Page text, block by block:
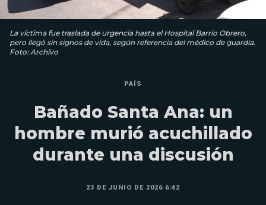
La víctima fue traslada de urgencia hasta el Hospital Barrio Obrero,
pero llegó sin signos de vida, según referencia del médico de guardia.
Foto: Archivo
PAÍS
Bañado Santa Ana: un
hombre murió acuchillado
durante una discusión
23 DE JUNIO DE 2026 6:42